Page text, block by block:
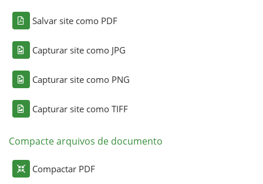
Salvar site como PDF
Capturar site como JPG
Capturar site como PNG
Capturar site como TIFF
Compacte arquivos de documento
Compactar PDF